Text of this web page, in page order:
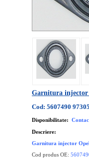
Garnitura injector
Cod: 5607490
Disponibilitate:
Descriere:
Garnitura injector
Cod produs OE: